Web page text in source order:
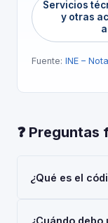
Servicios
y otras
Fuente: INE –
❓ Preguntas
¿Qué es el